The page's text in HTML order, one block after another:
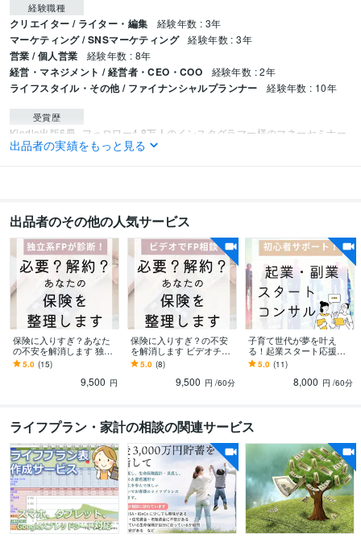
経験職種
クリエイター / ライター・編集 経験年数 : 3年
マーケティング / SNSマーケティング 経験年数 : 3年
営業 / 個人営業 経験年数 : 8年
経営・マネジメント / 経営者・CEO・COO 経験年数 : 2年
ライフスタイル・その他 / ファイナンシャルプランナー 経験年数 : 10年
受賞歴
Kindle出版6冊 フォロワー4.8万人のインスタグラマー様のマネーセミナー
受注 保険の見直しオンライン講座受注
ファイナンシャル・プランナー（AFP）
小学校教諭免許 取得年 : 2010年
保育士 取得年 : 2010年
幼稚園教諭免許 取得年 : 2010年
生命保険募集人 取得年 : 2022年
損害保険募集人 取得年 : 2022年
損害保険代理店資格 取得年 : 2022年
ビジネス・クリエイティブツール
ペライチ:1年 Google スプレッドシート:3年Google スライド:3年
Google ドキュメント:3年
PowerPoint:10年 Word:10年
freee:3年
出品者の実績をもっと見る
出品者のその他の人気サービス
保険に入りすぎ？あなた
の不安を解消します 独立
系FPがあなたの解約すべ
き保険・残すべき保険を
5.0 (15)
9,500 円
保険に入りすぎ？の不安
を解消します ビデオチャ
ットで独立系FPが解約す
べきor残すべき保険を診
5.0 (8)
9,500 円 /60分
子育て世代が夢を叶え
る！起業スタート応援し
ます 「働き方を変えたい
けど…」の悩みを起業家3
児ママがサポート☆
5.0 (11)
8,000 円 /60分
ライフプラン・家計の相談の関連サービス